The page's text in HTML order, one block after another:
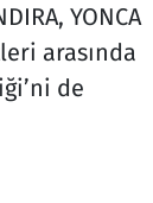
YONCA
arasında
de